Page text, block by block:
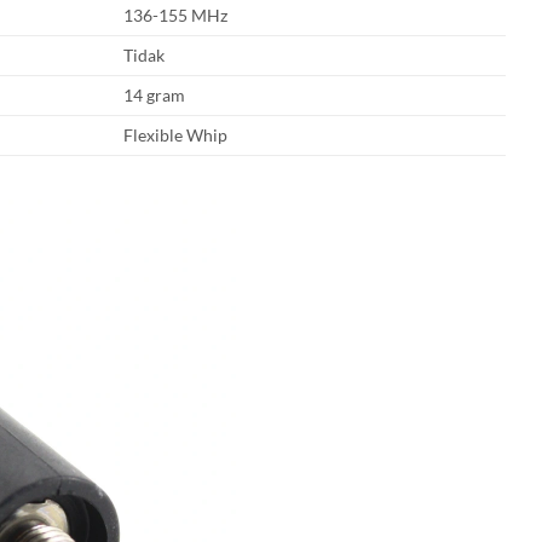
136-155 MHz
Tidak
14 gram
Flexible Whip